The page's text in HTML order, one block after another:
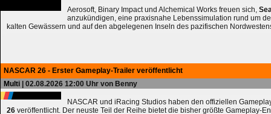
Aerosoft, Binary Impact und Alchemical Works freuen sich,
anzukündigen, eine praxisnahe Lebenssimulation rund um
kalten Gewässern und auf den abgelegenen Inseln des pazifischen
NASCAR 26 - Erster Gameplay-Trailer veröffentlicht
Multi | 02.08.2026 12:00 Uhr von Benny
NASCAR und iRacing Studios haben den offiziellen
26 veröffentlicht. Der neuste Teil der Reihe bietet die bisher größte Gameplay-